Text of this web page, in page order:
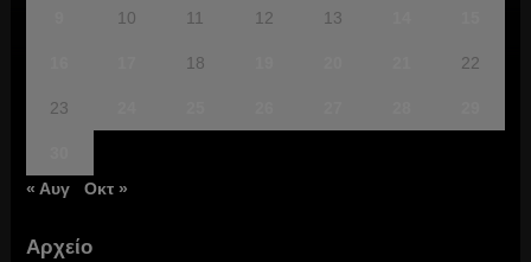
10 11 12 13
18 22
23
« Αυγ
Οκτ »
Αρχείο